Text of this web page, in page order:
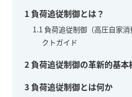
1負荷追従制御とは？
1.1 負荷追従制御（高圧自家
クトガイド
2負荷追従制御の革新的基本
3負荷追従制御とは何か